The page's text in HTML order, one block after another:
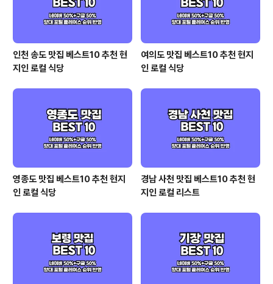
인천 송도 맛집 베스트10 추천 현
지인 로컬 식당
여의도 맛집 베스트10 추천 현지
인 로컬 식당
영종도 맛집 베스트10 추천 현지
인 로컬 식당
경남 사천 맛집 베스트10 추천 현
지인 로컬 리스트